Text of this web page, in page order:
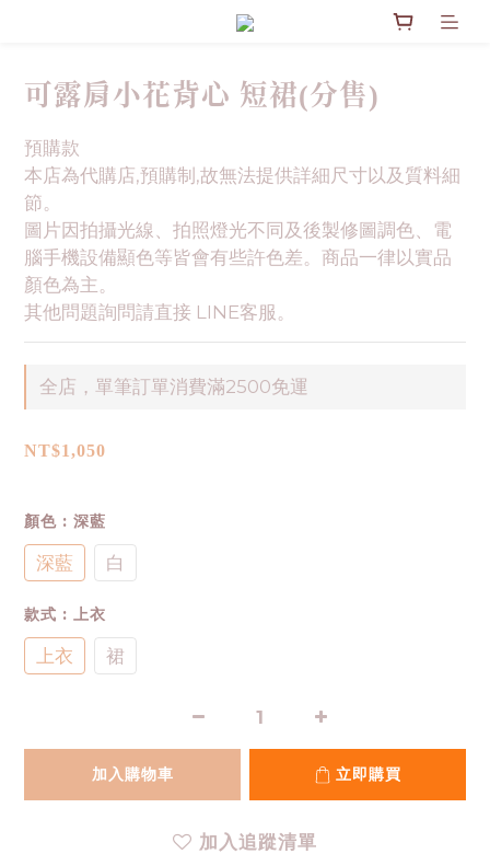
可露肩小花背心 短裙(分售)
預購款
本店為代購店,預購制,故無法提供詳細尺寸以及質料細
節。
圖片因拍攝光線、拍照燈光不同及後製修圖調色、電
腦手機設備顯色等皆會有些許色差。商品一律以實品
顏色為主。
其他問題詢問請直接 LINE客服。
全店，單筆訂單消費滿2500免運
NT$1,050
顏色 : 深藍
深藍 白
款式 : 上衣
上衣 裙
加入購物車 立即購買
加入追蹤清單